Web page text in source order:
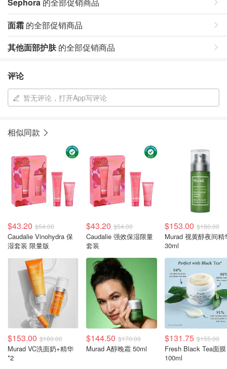
面霜 的全部促销商品
其他面部护肤的全部促销商品
评论
暂无评论，打开App写评论
相似同款
$43.20 $54.00
Caudalie Vinohydra 保
湿套装 限量版
$43.20 $54.00
Caudalie 强效保湿限量
套装
$153.00 $180.00
Murad 视黄醇夜间精
30ml
$153.00 $180.00
Murad VC洗面奶+精华
*2
$144.50 $170.00
Murad A醇晚霜 50ml
$131.75 $155.00
Fresh Black Tea面膜
100ml